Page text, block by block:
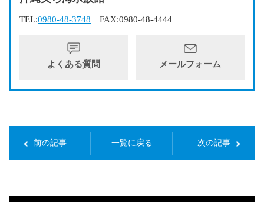
TEL:0980-48-3748 FAX:0980-48-4444
よくある質問 メールフォーム
前の記事 一覧に戻る 次の記事